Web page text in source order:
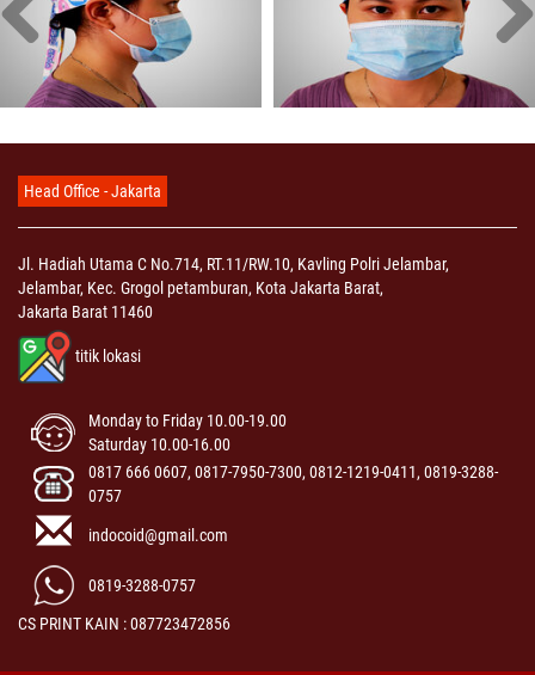
Head Office - Jakarta
Jl. Hadiah Utama C No.714, RT.11/RW.10, Kavling Polri Jelambar,
Jelambar, Kec. Grogol petamburan, Kota Jakarta Barat,
Jakarta Barat 11460
titik lokasi
Monday to Friday 10.00-19.00
Saturday 10.00-16.00
0817 666 0607, 0817-7950-7300, 0812-1219-0411, 0819-3288-
0757
indocoid@gmail.com
0819-3288-0757
CS PRINT KAIN : 087723472856